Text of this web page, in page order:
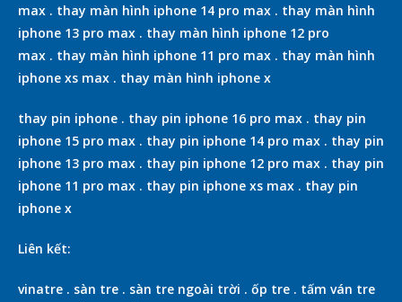
max . thay màn hình iphone 14 pro max . thay màn hình
iphone 13 pro max . thay màn hình iphone 12 pro
max . thay màn hình iphone 11 pro max . thay màn hình
iphone xs max . thay màn hình iphone x
thay pin iphone . thay pin iphone 16 pro max . thay pin
iphone 15 pro max . thay pin iphone 14 pro max . thay pin
iphone 13 pro max . thay pin iphone 12 pro max . thay pin
iphone 11 pro max . thay pin iphone xs max . thay pin
iphone x
Liên kết:
vinatre . sàn tre . sàn tre ngoài trời . ốp tre . tấm ván tre